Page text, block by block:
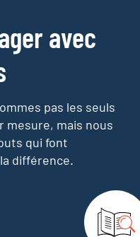
avec
pas les seuls
mesure, mais nous
qui font
différence.